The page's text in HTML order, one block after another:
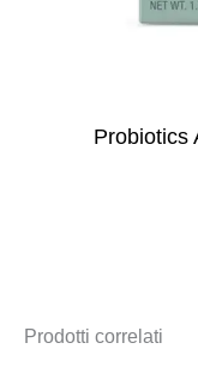
Probiotics
Prodotti correlati